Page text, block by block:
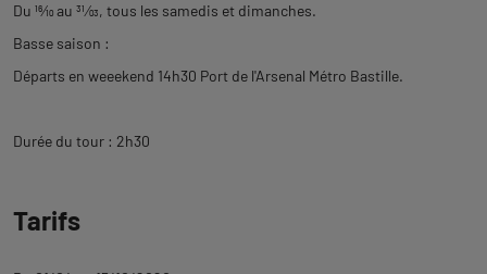
Du 16⁄10au 31⁄03, tous les samedis et dimanches.
Basse saison :
Départs en weeekend 14h30 Port de l'Arsenal Métro Bastille.
Durée du tour : 2h30
Tarifs